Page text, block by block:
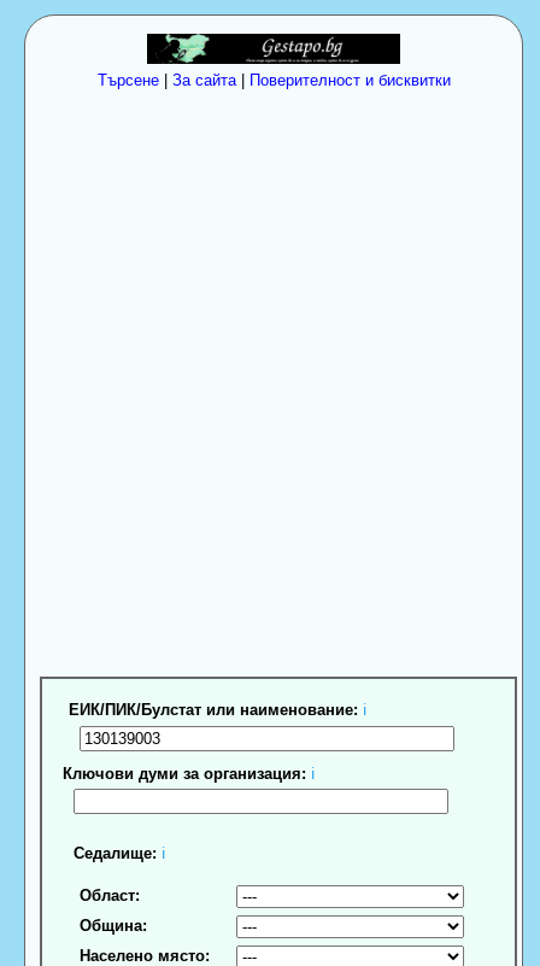
Търсене| За сайта| Поверителност и бисквитки
ЕИК/ПИК/Булстат или наименование: ℹ
Ключови думи за организация: ℹ
Седалище: ℹ
Област:
Община:
Населено място: